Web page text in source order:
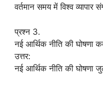
वर्तमान समय में विश्व
प्रश्न 3.
नई आर्थिक नीति की घोषणा
उत्तर:
नई आर्थिक नीति की घोषणा